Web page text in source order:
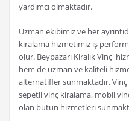
yardımcı olmaktadır.
Uzman ekibimiz ve her
kiralama hizmetimiz iş
olur. Beypazarı Kiralık Vinç
hem de uzman ve kaliteli
alternatifler sunmaktadır.
sepetli vinç kiralama, mobil
olan bütün hizmetleri